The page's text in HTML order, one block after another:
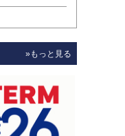
»もっと見る